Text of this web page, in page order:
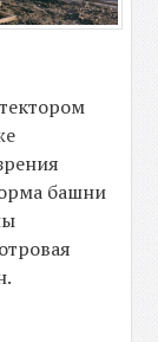
башни